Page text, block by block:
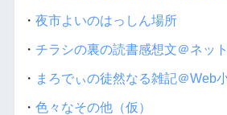
・ 夜市よいのはっしん場所
・ チラシの裏の読書感想文＠ネッ
・ まろでぃの徒然なる雑記＠Web
・ 色々なその他（仮）